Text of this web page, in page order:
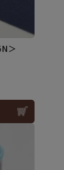
＞